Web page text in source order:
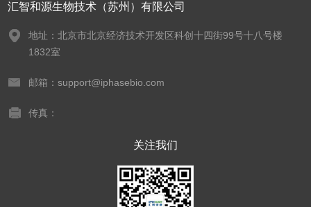
汇智和源生物技术（苏州）有限公司
地址：北京市北京经济技术开发区科创十四街99号十八号楼
1832室
邮箱：support@iphasebio.com
传真：
关注我们